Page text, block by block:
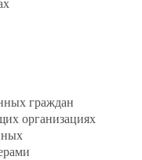
граждан
организациях